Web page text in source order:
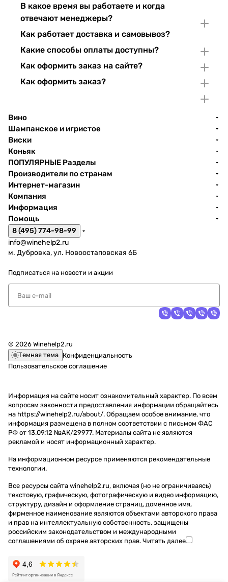
В какое время вы работаете и когда
отвечают менеджеры?
Как работает доставка и самовывоз?
Какие способы оплаты доступны?
Как оформить заказ на сайте?
Как оформить заказ?
Вино
Шампанское и игристое
Виски
Коньяк
ПОПУЛЯРНЫЕ Разделы
Производители по странам
Интернет-магазин
Компания
Информация
Помощь
8 (495) 774-98-99
info@winehelp2.ru
м. Дубровка, ул. Новоостаповская 6Б
Подписаться на новости и акции
© 2026 Winehelp2.ru
Темная тема Конфиденциальность
Пользовательское соглашение
Информация на сайте носит ознакомительный характер. По всем
вопросам законности предоставления информации обращайтесь
на https://winehelp2.ru/about/. Обращаем особое внимание, что
информация размещена в полном соответствии с письмом ФАС
РФ от 13.09.12 №АК/29977. Материалы сайта не являются
рекламой и носят информационный характер.
На информационном ресурсе применяются рекомендательные
технологии.
Все ресурсы сайта winehelp2.ru, включая (но не ограничиваясь)
текстовую, графическую, фотографическую и видео информацию,
структуру, дизайн и оформление страниц, доменное имя,
фирменное наименование являются объектами авторского права
и прав на интеллектуальную собственность, защищены
российским законодательством и международными
соглашениями об охране авторских прав. Читать далее